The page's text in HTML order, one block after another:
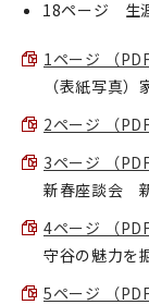
18ページ 生
1ページ （
（表紙写真
2ページ （
3ページ （
新春座談会
4ページ （
守谷の魅力を
5ページ （